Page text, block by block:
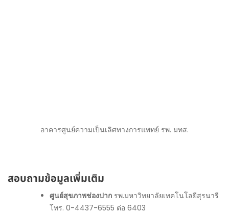
อาคารศูนย์ความเป็นเลิศทางการแพทย์ รพ. มทส.
สอบถามข้อมูลเพิ่มเติม
ศูนย์สุขภาพช่องปาก รพ.มหาวิทยาลัยเทคโนโลยีสุรนารี
โทร. 0-4437-6555 ต่อ 6403